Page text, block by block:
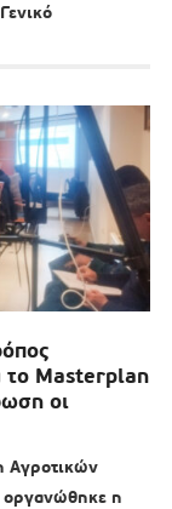
το Masterplan
οι
Αγροτικών
οργανώθηκε η